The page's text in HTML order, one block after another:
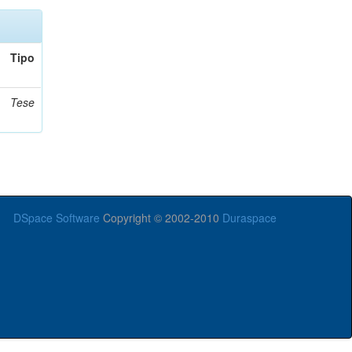
Tipo
Tese
DSpace Software Copyright © 2002-2010 Duraspace